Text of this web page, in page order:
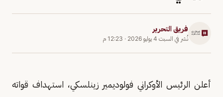
فريق التحرير
نُشر في السبت 4 يوليو 2026 · 12:23 م
أعلن الرئيس الأوكراني فولوديمير زينلسكي، استهداف قواته